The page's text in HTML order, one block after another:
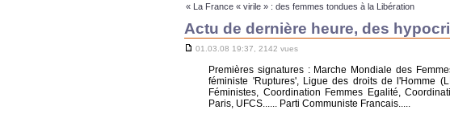
« La France « virile » : des femmes tondues à la Libération
Actu de dernière heure, des
01.03.08 19:37, 2142 vues
Premières signatures : Marche Mondiale des
féministe 'Ruptures', Ligue des droits de l'Homme
Féministes, Coordination Femmes Egalité,
Paris, UFCS...... Parti Communiste Francais.....